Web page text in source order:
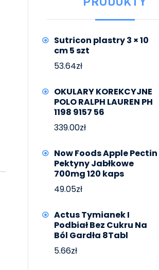
Sutricon plastry 3 × 10
cm 5 szt
53.64zł
OKULARY KOREKCYJNE
POLO RALPH LAUREN PH
1198 9157 56
339.00zł
Now Foods Apple Pectin
Pektyny Jabłkowe
700mg 120 kaps
49.05zł
Actus Tymianek I
Podbiał Bez Cukru Na
Ból Gardła 8Tabl
5.66zł